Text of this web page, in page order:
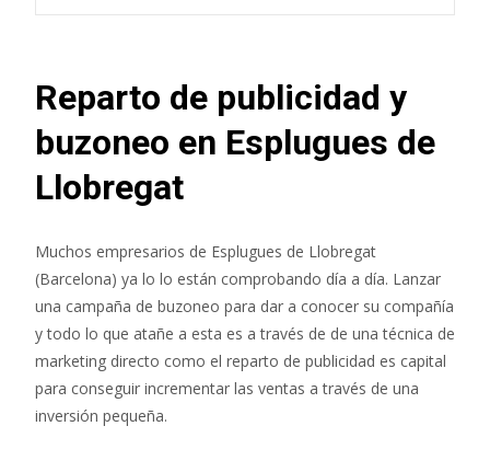
Reparto de publicidad y
buzoneo en Esplugues de
Llobregat
Muchos empresarios de Esplugues de Llobregat
(Barcelona) ya lo lo están comprobando día a día. Lanzar
una campaña de buzoneo para dar a conocer su compañía
y todo lo que atañe a esta es a través de de una técnica de
marketing directo como el reparto de publicidad es capital
para conseguir incrementar las ventas a través de una
inversión pequeña.